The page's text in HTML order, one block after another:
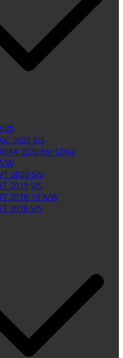
2020 S/S
2020 for SDGs
W
2020 S/S
2019 S/S
2018-19 A/W
2018 S/S